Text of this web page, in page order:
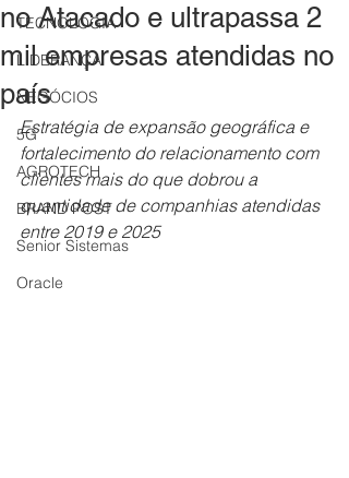
TECNOLOGIA
LIDERANÇA
NEGÓCIOS
5G
AGROTECH
BRAND POST
Senior Sistemas
Oracle
no Atacado e ultrapassa 2
mil empresas atendidas no
país
Estratégia de expansão geográfica e
fortalecimento do relacionamento com
clientes mais do que dobrou a
quantidade de companhias atendidas
entre 2019 e 2025